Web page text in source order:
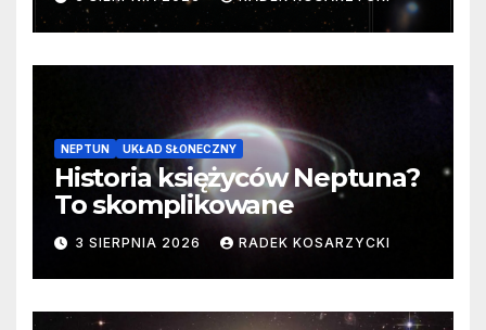
cenne dane
NEPTUN UKŁAD SŁONECZNY
Historia księżyców Neptuna?
To skomplikowane
3 SIERPNIA 2026 RADEK KOSARZYCKI